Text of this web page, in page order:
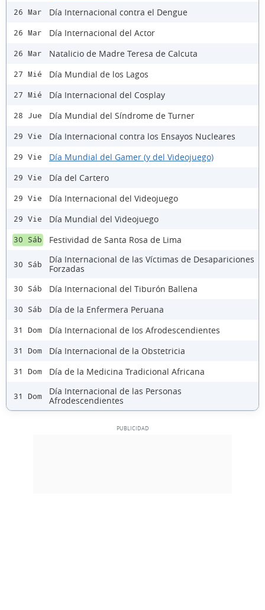
26 Mar Día Internacional contra el Dengue
26 Mar Día Internacional del Actor
26 Mar Natalicio de Madre Teresa de Calcuta
27 Mié Día Mundial de los Lagos
27 Mié Día Internacional del Cosplay
28 Jue Día Mundial del Síndrome de Turner
29 Vie Día Internacional contra los Ensayos Nucleares
29 Vie Día Mundial del Gamer (y del Videojuego)
29 Vie Día del Cartero
29 Vie Día Internacional del Videojuego
29 Vie Día Mundial del Videojuego
30 Sáb Festividad de Santa Rosa de Lima
30 Sáb
Día Internacional de las Víctimas de Desapariciones
Forzadas
30 Sáb Día Internacional del Tiburón Ballena
30 Sáb Día de la Enfermera Peruana
31 Dom Día Internacional de los Afrodescendientes
31 Dom Día Internacional de la Obstetricia
31 Dom Día de la Medicina Tradicional Africana
31 Dom
Día Internacional de las Personas
Afrodescendientes